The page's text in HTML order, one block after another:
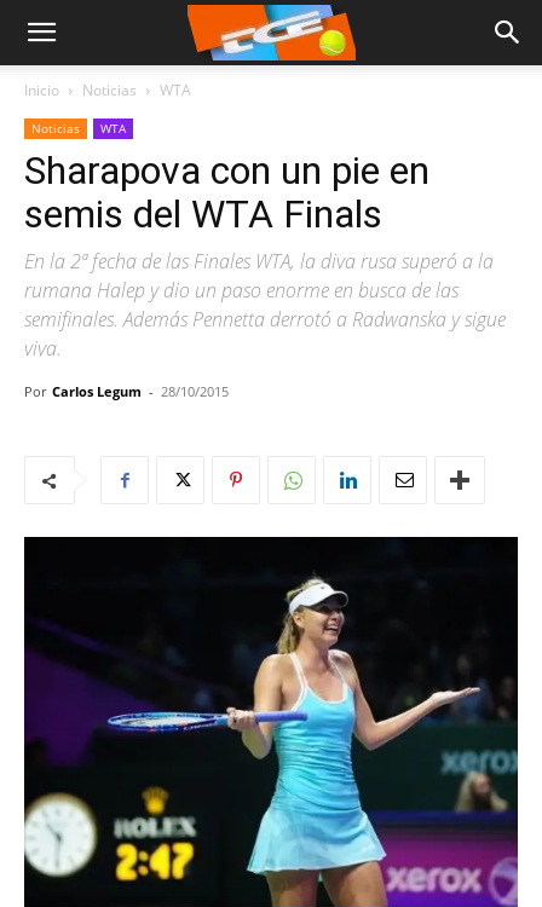
Inicio Noticias WTA
Noticias WTA
Sharapova con un pie en
semis del WTA Finals
En la 2ª fecha de las Finales WTA, la diva rusa superó a la
rumana Halep y dio un paso enorme en busca de las
semifinales. Además Pennetta derrotó a Radwanska y sigue
viva.
Por Carlos Legum - 28/10/2015